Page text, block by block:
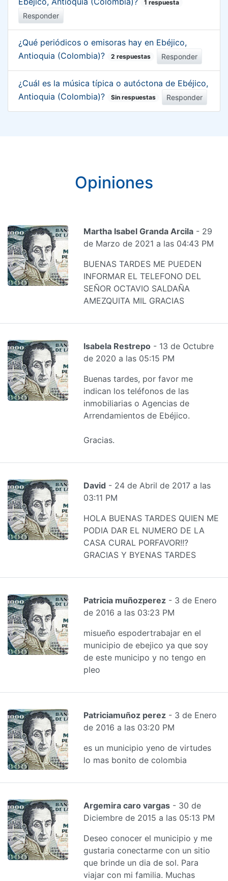
1 respuesta
Responder
¿Qué periódicos o emisoras hay en Ebéjico,
Antioquia (Colombia)?
2 respuestas Responder
¿Cuál es la música típica o autóctona de Ebéjico,
Antioquia (Colombia)?
Sin respuestas Responder
Opiniones
Martha Isabel Granda Arcila - 29
de Marzo de 2021 a las 04:43 PM
BUENAS TARDES ME PUEDEN
INFORMAR EL TELEFONO DEL
SEÑOR OCTAVIO SALDAÑA
AMEZQUITA MIL GRACIAS
Isabela Restrepo - 13 de Octubre
de 2020 a las 05:15 PM
Buenas tardes, por favor me
indican los teléfonos de las
inmobiliarias o Agencias de
Arrendamientos de Ebéjico.
Gracias.
David - 24 de Abril de 2017 a las
03:11 PM
HOLA BUENAS TARDES QUIEN ME
PODIA DAR EL NUMERO DE LA
CASA CURAL PORFAVOR!!?
GRACIAS Y BYENAS TARDES
Patricia muñozperez - 3 de Enero
de 2016 a las 03:23 PM
misueño espodertrabajar en el
municipio de ebejico ya que soy
de este municipo y no tengo en
pleo
Patriciamuñoz perez - 3 de Enero
de 2016 a las 03:20 PM
es un municipio yeno de virtudes
lo mas bonito de colombia
Argemira caro vargas - 30 de
Diciembre de 2015 a las 05:13 PM
Deseo conocer el municipio y me
gustaria conectarme con un sitio
que brinde un dia de sol. Para
viajar con mi familia. Muchas